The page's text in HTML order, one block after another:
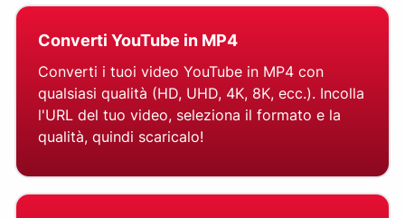
Converti YouTube in MP4
Converti i tuoi video YouTube in MP4 con
qualsiasi qualità (HD, UHD, 4K, 8K, ecc.). Incolla
l'URL del tuo video, seleziona il formato e la
qualità, quindi scaricalo!